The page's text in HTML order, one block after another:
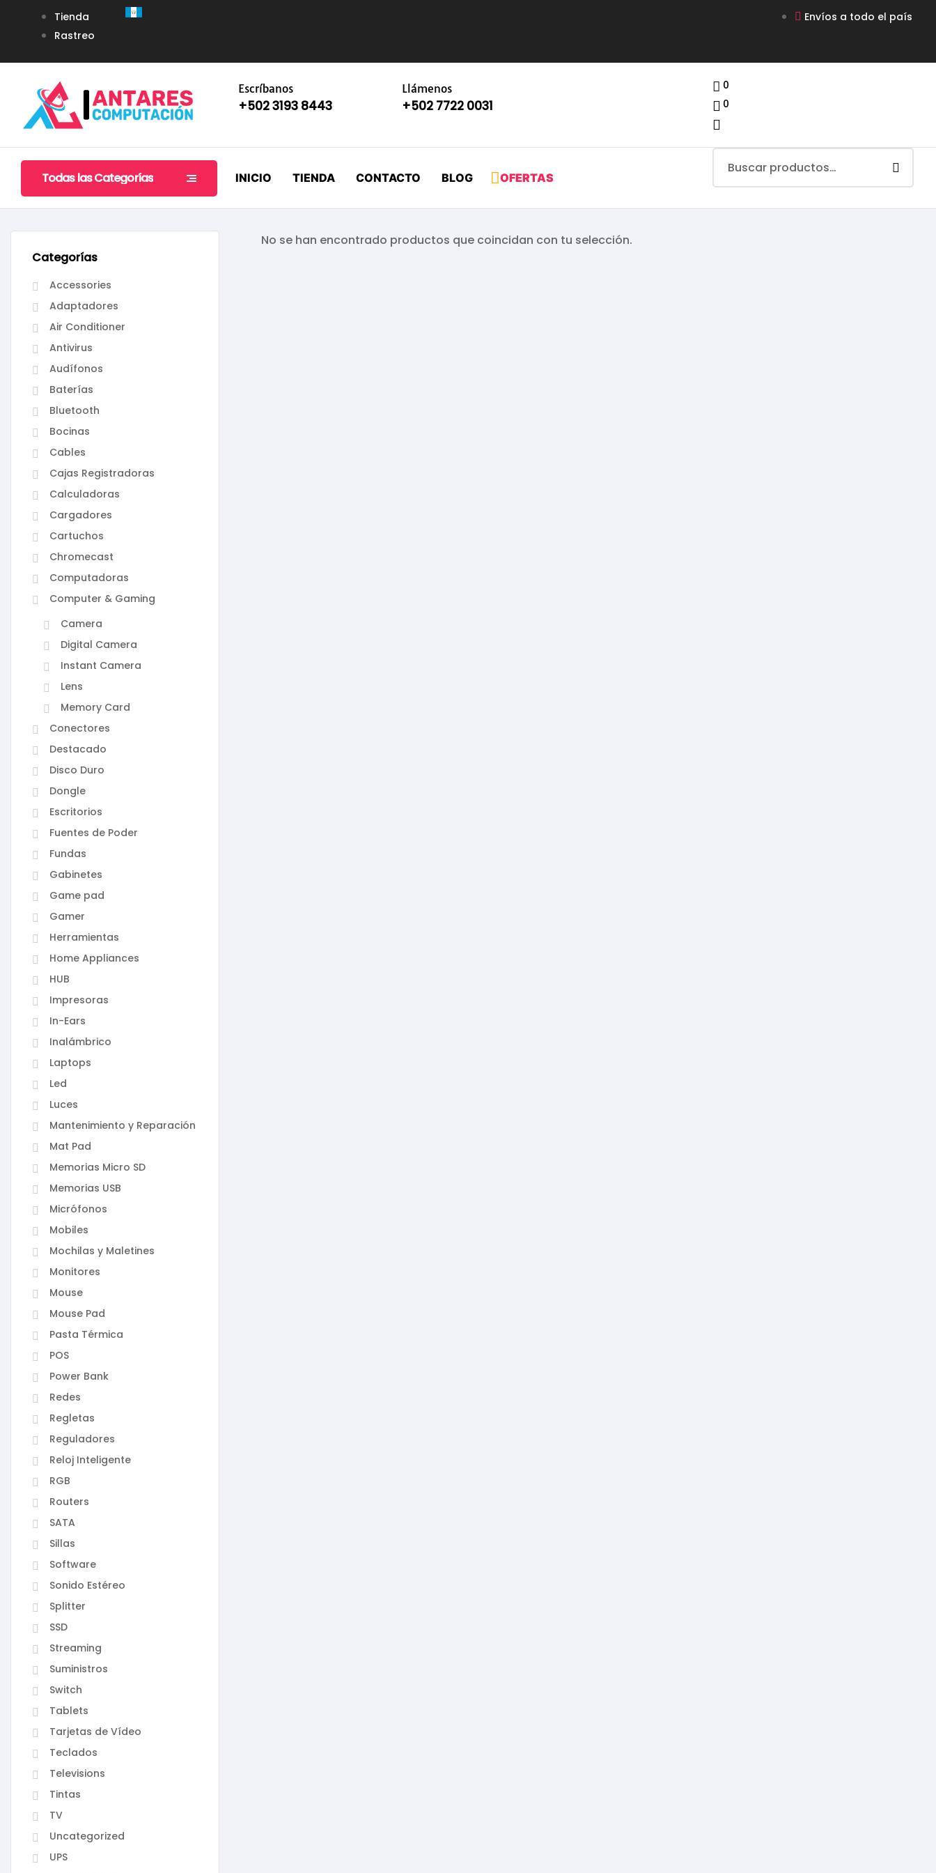
Tienda
Rastreo
Envíos a todo el país
Escríbanos
+502 3193 8443
Llámenos
+502 7722 0031 0
0
Todas las Categorías INICIO TIENDA CONTACTO BLOG OFERTAS
No se han encontrado productos que coincidan con tu selección.
Categorías
Accessories
Adaptadores
Air Conditioner
Antivirus
Audífonos
Baterías
Bluetooth
Bocinas
Cables
Cajas Registradoras
Calculadoras
Cargadores
Cartuchos
Chromecast
Computadoras
Computer & Gaming
Camera
Digital Camera
Instant Camera
Lens
Memory Card
Conectores
Destacado
Disco Duro
Dongle
Escritorios
Fuentes de Poder
Fundas
Gabinetes
Game pad
Gamer
Herramientas
Home Appliances
HUB
Impresoras
In-Ears
Inalámbrico
Laptops
Led
Luces
Mantenimiento y Reparación
Mat Pad
Memorias Micro SD
Memorias USB
Micrófonos
Mobiles
Mochilas y Maletines
Monitores
Mouse
Mouse Pad
Pasta Térmica
POS
Power Bank
Redes
Regletas
Reguladores
Reloj Inteligente
RGB
Routers
SATA
Sillas
Software
Sonido Estéreo
Splitter
SSD
Streaming
Suministros
Switch
Tablets
Tarjetas de Vídeo
Teclados
Televisions
Tintas
TV
Uncategorized
UPS